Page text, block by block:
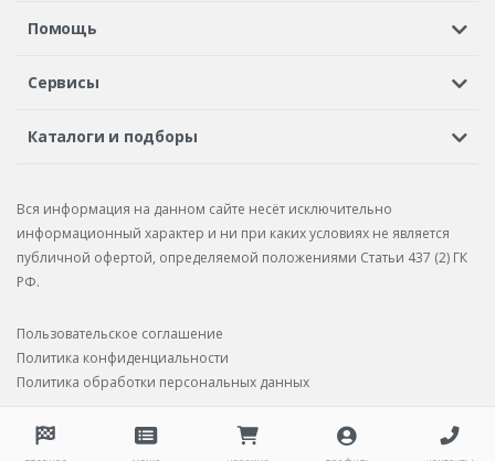
Регистрация или вход
Помощь
Шины в кредит
Сервисы
Автосервисы
Бонусная программа
Рекламации по услугам
Каталоги и подборы
Подбор запчастей
Каталог запчастей
Вся информация на данном сайте несёт исключительно
информационный характер и ни при каких условиях не является
публичной офертой, определяемой положениями Статьи 437 (2) ГК
РФ.
Пользовательское соглашение
Политика конфиденциальности
Политика обработки персональных данных